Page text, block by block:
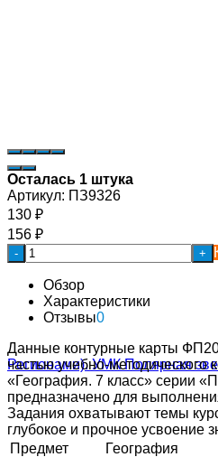
Осталась 1 штука
Артикул: ПЗ9326
130 ₽
156 ₽
- +
Обзор
Характеристики
Отзывы0
Данные контурные карты
частью учебно-методического
«География. 7 класс» серии
предназначено для
Задания охватывают темы
глубокое и прочное усвоение
Предмет
География